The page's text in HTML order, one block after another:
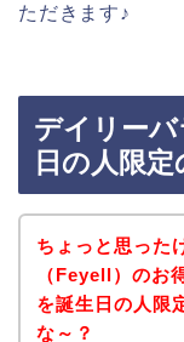
ただきます♪
デイリー
日の人限
ちょっと思った
（Feyell）のお
を誕生日の人限
な～？